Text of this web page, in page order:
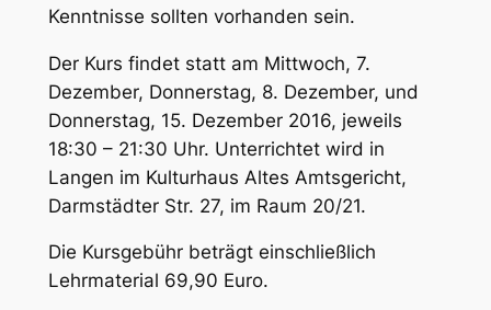
Kenntnisse sollten vorhanden sein.
Der Kurs findet statt am Mittwoch, 7.
Dezember, Donnerstag, 8. Dezember, und
Donnerstag, 15. Dezember 2016, jeweils
18:30 – 21:30 Uhr. Unterrichtet wird in
Langen im Kulturhaus Altes Amtsgericht,
Darmstädter Str. 27, im Raum 20/21.
Die Kursgebühr beträgt einschließlich
Lehrmaterial 69,90 Euro.